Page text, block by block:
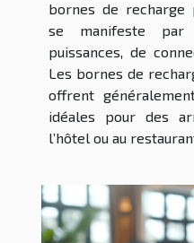
bornes de recharge
se manifeste
puissances, de
Les bornes de
offrent
idéales pour des
l’hôtel ou au